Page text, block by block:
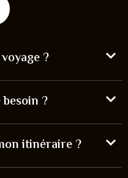
?
?
itinéraire ?